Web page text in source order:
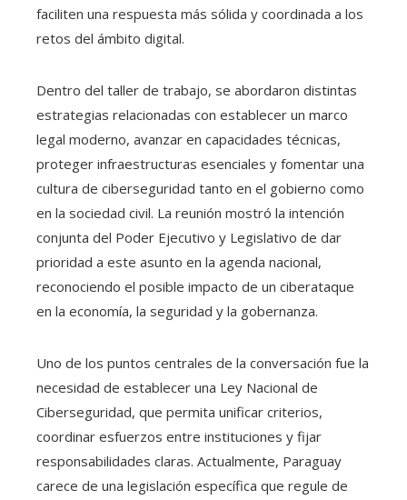
faciliten una respuesta más sólida y coordinada a los
retos del ámbito digital.
Dentro del taller de trabajo, se abordaron distintas
estrategias relacionadas con establecer un marco
legal moderno, avanzar en capacidades técnicas,
proteger infraestructuras esenciales y fomentar una
cultura de ciberseguridad tanto en el gobierno como
en la sociedad civil. La reunión mostró la intención
conjunta del Poder Ejecutivo y Legislativo de dar
prioridad a este asunto en la agenda nacional,
reconociendo el posible impacto de un ciberataque
en la economía, la seguridad y la gobernanza.
Uno de los puntos centrales de la conversación fue la
necesidad de establecer una Ley Nacional de
Ciberseguridad, que permita unificar criterios,
coordinar esfuerzos entre instituciones y fijar
responsabilidades claras. Actualmente, Paraguay
carece de una legislación específica que regule de